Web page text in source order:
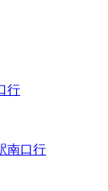
行
南口行